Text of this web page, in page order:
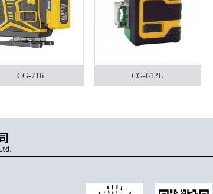
CG-716 CG-612U